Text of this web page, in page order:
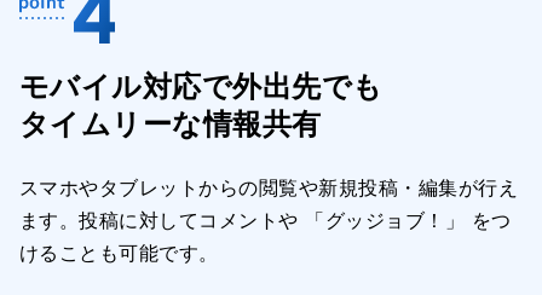
モバイル対応で外出先でも
タイムリーな情報共有
スマホやタブレットからの閲覧や新規投稿・編集が行え
ます。投稿に対してコメントや 「グッジョブ！」 をつ
けることも可能です。